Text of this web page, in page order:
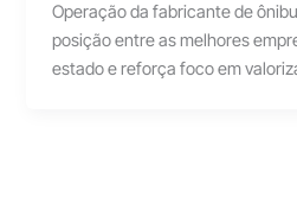
Operação da fabricante de
posição entre as melhores
estado e reforça foco em